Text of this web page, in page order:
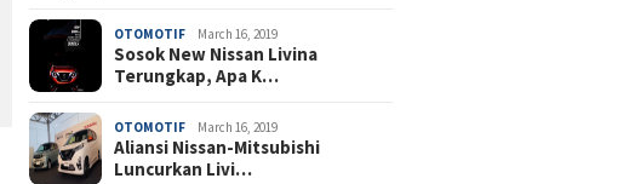
OTOMOTIF March 16, 2019
Sosok New Nissan Livina
Terungkap, Apa K…
OTOMOTIF March 16, 2019
Aliansi Nissan-Mitsubishi
Luncurkan Livi…